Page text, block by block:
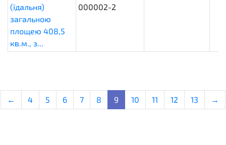
(їдальня)
загальною
площею 408,5
кв.м., з...
000002-2
← 4 5 6 7 8 9 10 11 12 13 →